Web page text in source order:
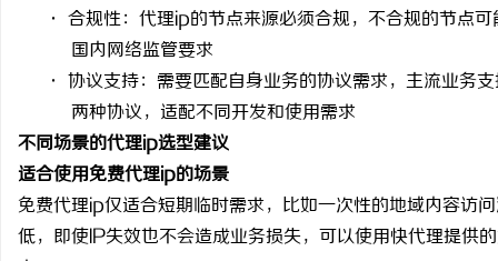
· 合规性：代理ip的节点来源必须合规，不合规的节点
国内网络监管要求
· 协议支持：需要匹配自身业务的协议需求，主流业务
两种协议，适配不同开发和使用需求
不同场景的代理ip选型建议
适合使用免费代理ip的场景
免费代理ip仅适合短期临时需求，比如一次性的地域内容访
低，即使 IP失效也不会造成业务损失，可以使用快代理提供
白云影视：引领影视文